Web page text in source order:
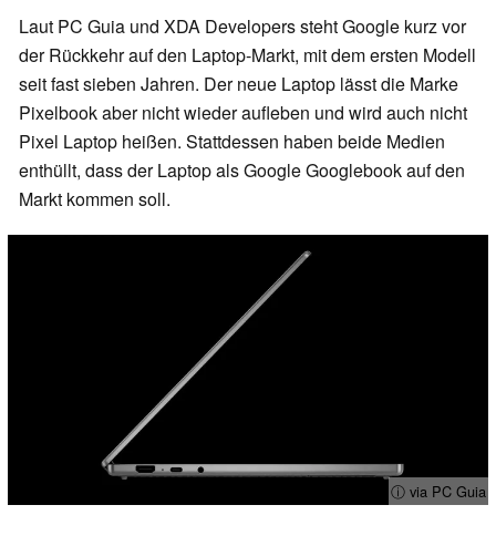
Laut PC Guia und XDA Developers steht Google kurz vor
der Rückkehr auf den Laptop-Markt, mit dem ersten Modell
seit fast sieben Jahren. Der neue Laptop lässt die Marke
Pixelbook aber nicht wieder aufleben und wird auch nicht
Pixel Laptop heißen. Stattdessen haben beide Medien
enthüllt, dass der Laptop als Google Googlebook auf den
Markt kommen soll.
ⓘ via PC Guia